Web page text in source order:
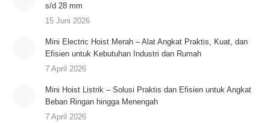
s/d 28 mm
15 Juni 2026
Mini Electric Hoist Merah – Alat Angkat Praktis, Kuat, dan
Efisien untuk Kebutuhan Industri dan Rumah
7 April 2026
Mini Hoist Listrik – Solusi Praktis dan Efisien untuk Angkat
Beban Ringan hingga Menengah
7 April 2026